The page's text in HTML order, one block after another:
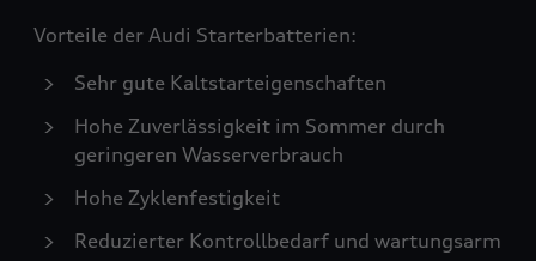
Vorteile der Audi Starterbatterien:
Sehr gute Kaltstarteigenschaften
Hohe Zuverlässigkeit im Sommer durch
geringeren Wasserverbrauch
Hohe Zyklenfestigkeit
Reduzierter Kontrollbedarf und wartungsarm